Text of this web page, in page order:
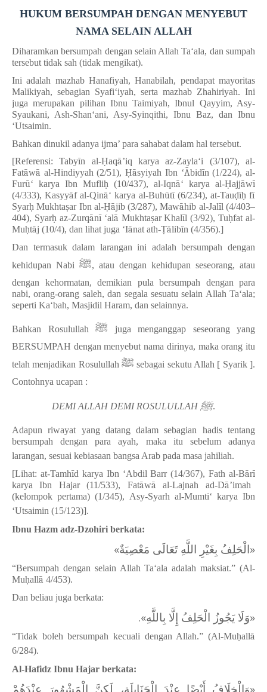
HUKUM BERSUMPAH DENGAN MENYEBUT
NAMA SELAIN ALLAH
Diharamkan bersumpah dengan selain Allah Ta‘ala, dan sumpah
tersebut tidak sah (tidak mengikat).
Ini adalah mazhab Hanafiyah, Hanabilah, pendapat mayoritas
Malikiyah, sebagian Syafi‘iyah, serta mazhab Zhahiriyah. Ini
juga merupakan pilihan Ibnu Taimiyah, Ibnul Qayyim, Asy-
Syaukani, Ash-Shan‘ani, Asy-Syinqithi, Ibnu Baz, dan Ibnu
‘Utsaimin.
Bahkan dinukil adanya ijma’ para sahabat dalam hal tersebut.
[Referensi: Tabyīn al-Ḥaqā’iq karya az-Zayla‘i (3/107), al-
Fatāwā al-Hindiyyah (2/51),Ḥāsyiyah Ibn ‘Ābidīn (1/224), al-
Furū‘ karya Ibn Mufliḥ (10/437), al-Iqnā‘ karya al-Ḥajjāwī
(4/333), Kasyyāf al-Qinā‘ karya al-Buhūtī(6/234), at-Tauḍīḥ fī
Syarḥ Mukhtaṣar Ibn al-Ḥājib (3/287), Mawāhib al-Jalīl (4/403–
404), Syarḥ az-Zurqānī ‘alā Mukhtaṣar Khalīl (3/92), Tuḥfat al-
Muḥtāj (10/4), dan lihat juga ‘Iānat ath-Ṭālibīn (4/356).]
Dan termasuk dalam larangan ini adalah bersumpah dengan
kehidupan Nabi ﷺ, atau dengan kehidupan seseorang, atau
dengan kehormatan, demikian pula bersumpah dengan para
nabi, orang-orang saleh, dan segala sesuatu selain Allah Ta‘ala;
seperti Ka‘bah, Masjidil Haram, dan selainnya.
Bahkan Rosulullah ﷺ
juga menganggap seseorang yang
BERSUMPAH dengan menyebut nama dirinya, maka orang itu
telah menjadikan Rosulullah ﷺ sebagai sekutu Allah [ Syarik ].
Contohnya ucapan :
DEMI ALLAH DEMI ROSULULLAH ﷺ.
Adapun riwayat yang datang dalam sebagian hadis tentang
bersumpah dengan para ayah, maka itu sebelum adanya
larangan, sesuai kebiasaan bangsa Arab pada masa jahiliah.
[Lihat: at-Tamhīd karya Ibn ‘Abdil Barr (14/367), Fath al-Bārī
karya Ibn Hajar (11/533), Fatāwā al-Lajnah ad-Dā’imah
(kelompok pertama) (1/345), Asy-Syarh al-Mumti‘ karya Ibn
‘Utsaimin (15/123)].
Ibnu Hazm adz-Dzohiri berkata:
«‌الْحَلِفُ بِغَيْرِ اللَّهِ تَعَالَى مَعْصِيَةٌ»
“Bersumpah dengan selain Allah Ta‘ala adalah maksiat.” (Al-
Muḥallā 4/453).
Dan beliau juga berkata:
«‌وَلَا يَجُوزُ الْحَلِفُ إِلَّا بِاللَّهِ».
“Tidak boleh bersumpah kecuali dengan Allah.” (Al-Muḥallā
6/284).
Al-Hafidz Ibnu Hajar berkata:
«‌وَالْخِلَافُ أَيْضًا عِنْدَ الْحَنَابِلَةِ، لَكِنَّ الْمَشْهُورَ عِنْدَهُمْ